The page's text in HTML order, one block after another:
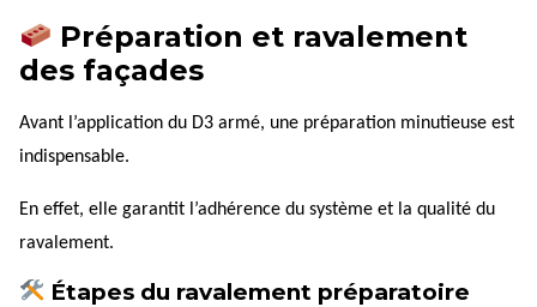
Préparation et ravalement
des façades
Avant l’application du D3 armé, une préparation minutieuse est
indispensable.
En effet, elle garantit l’adhérence du système et la qualité du
ravalement.
Étapes du ravalement préparatoire